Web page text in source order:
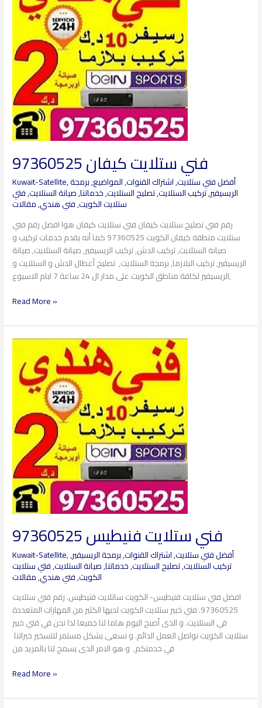
فني ستلايت كيفان 97360525
Kuwait-Satellite, أفضل فني ستلايت,اشتراك القنوات,المواضيع,برمجة
الريسيفير,تركيب الستلايت,تصليح الستلايت,خدماتنا,صيانة الستلايت,فتي
ستلايت الكويت,فني هندي,مقالات
رقم فني تصليح ستلايت كيفان فني ستلايت كيفان هوا افضل رقم فني
ستلايت منطقة كيفان الكويت 97360525 كما أنه يقدم خدمات تركيب و
صيانة الستلايت, تركيب الدش, تركيب الريسيفير, صيانة الستلايت, صيانة
الريسيفير, تركيب البلازما, برمجة الستلايت, تصليح أعطال الدش و الستلايت و
الريسيفير لكافة مناطق الكويت على مدار ال 24 ساعة 7 ايام الاسبوع,
97360525
Read More »
فني ستلايت فنيطيس 97360525
Kuwait-Satellite, أفضل فني ستلايت,اشتراك القنوات,برمجة الريسيفير,
تركيب الستلايت,تصليح الستلايت,خدماتنا,صيانة الستلايت,فتي ستلايت
الكويت,فني هندي,مقالات
افضل فني ستلايت فنيطيس- الكويت ساتلايت فنيطيس. رقم فني ستلايت
97360525. فني خبير ستلايت الكويت لديها الكثير من المهارات المتعددة
في الستلايت. و الذى أصبح اليوم هاما لنا جميعا لذا نحن في فني خبير
ستلايت الكويت نواصل العمل الدائم. و نسعى بشكل مستمر لتتسخير خبراتنا
في خدمتكم, و هو الامر الذى يسمح لنا بالمزيد من
فني
ستلايت
فنيطيس
97360525
Read More »